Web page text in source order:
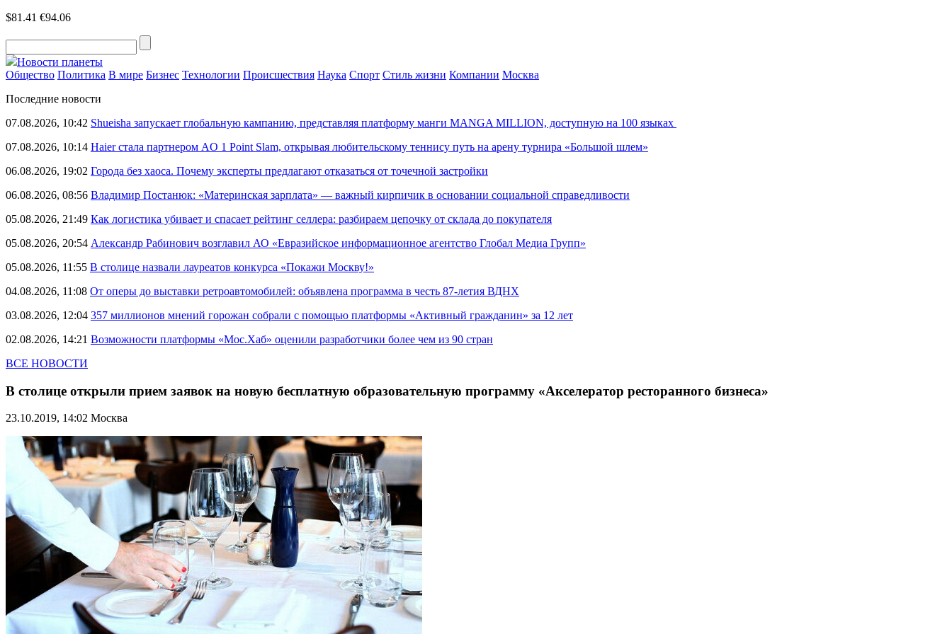
$81.41 €94.06
Новости планеты
Общество Политика В мире Бизнес Технологии Происшествия Наука Спорт Стиль жизни Компании Москва
Последние новости
07.08.2026, 10:42 Shueisha запускает глобальную кампанию, представляя платформу манги MANGA MILLION, доступную на 100 языках
07.08.2026, 10:14 Haier стала партнером AO 1 Point Slam, открывая любительскому теннису путь на арену турнира «Большой шлем»
06.08.2026, 19:02 Города без хаоса. Почему эксперты предлагают отказаться от точечной застройки
06.08.2026, 08:56 Владимир Постанюк: «Материнская зарплата» — важный кирпичик в основании социальной справедливости
05.08.2026, 21:49 Как логистика убивает и спасает рейтинг селлера: разбираем цепочку от склада до покупателя
05.08.2026, 20:54 Александр Рабинович возглавил АО «Евразийское информационное агентство Глобал Медиа Групп»
05.08.2026, 11:55 В столице назвали лауреатов конкурса «Покажи Москву!»
04.08.2026, 11:08 От оперы до выставки ретроавтомобилей: объявлена программа в честь 87-летия ВДНХ
03.08.2026, 12:04 357 миллионов мнений горожан собрали с помощью платформы «Активный гражданин» за 12 лет
02.08.2026, 14:21 Возможности платформы «Мос.Хаб» оценили разработчики более чем из 90 стран
ВСЕ НОВОСТИ
В столице открыли прием заявок на новую бесплатную образовательную программу «Акселератор ресторанного бизнеса»
23.10.2019, 14:02 Москва